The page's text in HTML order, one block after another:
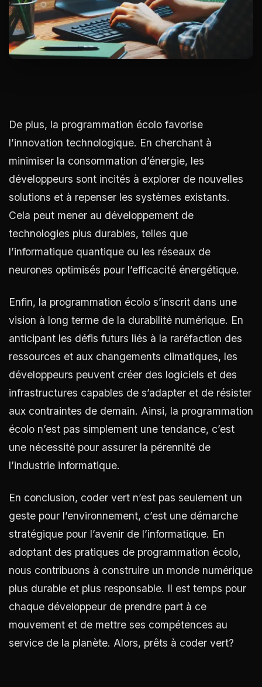
De plus, la programmation écolo favorise
l’innovation technologique. En cherchant à
minimiser la consommation d’énergie, les
développeurs sont incités à explorer de nouvelles
solutions et à repenser les systèmes existants.
Cela peut mener au développement de
technologies plus durables, telles que
l’informatique quantique ou les réseaux de
neurones optimisés pour l’efficacité énergétique.
Enfin, la programmation écolo s’inscrit dans une
vision à long terme de la durabilité numérique. En
anticipant les défis futurs liés à la raréfaction des
ressources et aux changements climatiques, les
développeurs peuvent créer des logiciels et des
infrastructures capables de s’adapter et de résister
aux contraintes de demain. Ainsi, la programmation
écolo n’est pas simplement une tendance, c’est
une nécessité pour assurer la pérennité de
l’industrie informatique.
En conclusion, coder vert n’est pas seulement un
geste pour l’environnement, c’est une démarche
stratégique pour l’avenir de l’informatique. En
adoptant des pratiques de programmation écolo,
nous contribuons à construire un monde numérique
plus durable et plus responsable. Il est temps pour
chaque développeur de prendre part à ce
mouvement et de mettre ses compétences au
service de la planète. Alors, prêts à coder vert?